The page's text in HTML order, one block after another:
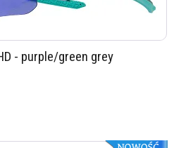
- purple/green grey